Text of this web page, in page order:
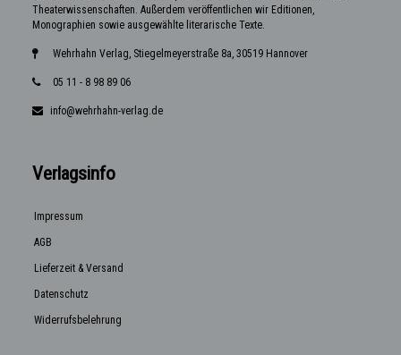
Theaterwissenschaften. Außerdem veröffentlichen wir Editionen,
Monographien sowie ausgewählte literarische Texte.
Wehrhahn Verlag, Stiegelmeyerstraße 8a, 30519 Hannover
05 11 - 8 98 89 06
info@wehrhahn-verlag.de
Verlagsinfo
Impressum
AGB
Lieferzeit & Versand
Datenschutz
Widerrufsbelehrung